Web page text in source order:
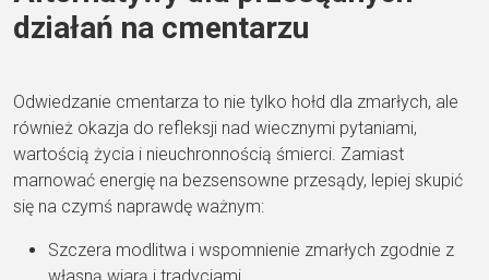
działań na cmentarzu
Odwiedzanie cmentarza to nie tylko hołd dla zmarłych, ale
również okazja do refleksji nad wiecznymi pytaniami,
wartością życia i nieuchronnością śmierci. Zamiast
marnować energię na bezsensowne przesądy, lepiej skupić
się na czymś naprawdę ważnym:
Szczera modlitwa i wspomnienie zmarłych zgodnie z